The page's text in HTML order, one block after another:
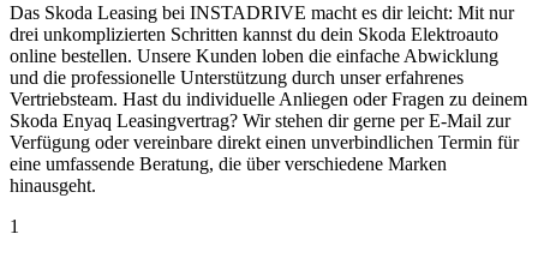
Das Skoda Leasing bei INSTADRIVE macht es dir leicht: Mit nur
drei unkomplizierten Schritten kannst du dein Skoda Elektroauto
online bestellen. Unsere Kunden loben die einfache Abwicklung
und die professionelle Unterstützung durch unser erfahrenes
Vertriebsteam. Hast du individuelle Anliegen oder Fragen zu deinem
Skoda Enyaq Leasingvertrag? Wir stehen dir gerne per E-Mail zur
Verfügung oder vereinbare direkt einen unverbindlichen Termin für
eine umfassende Beratung, die über verschiedene Marken
hinausgeht.
1